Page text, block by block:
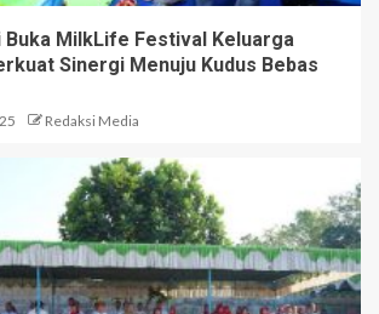
Buka MilkLife Festival Keluarga
Sinergi Menuju Kudus Bebas
Redaksi Media